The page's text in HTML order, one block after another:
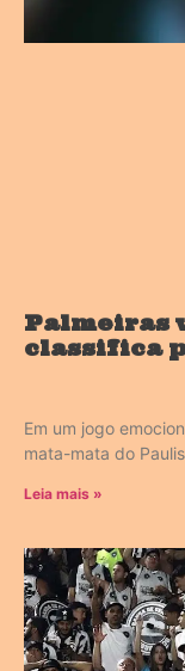
Palmeiras
classifica
Em um jogo
mata-mata do
Leia mais »